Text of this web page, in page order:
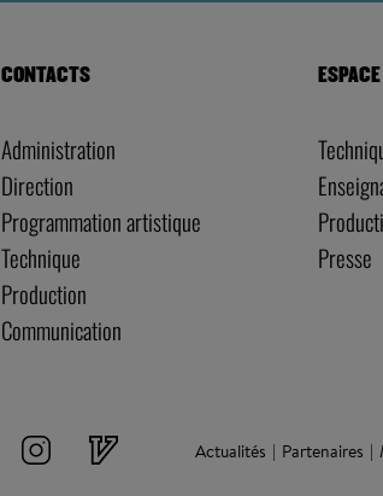
CONTACTS
Administration
Direction
Programmation artistique
Technique
Production
Communication
Presse
Actualités Partenaires